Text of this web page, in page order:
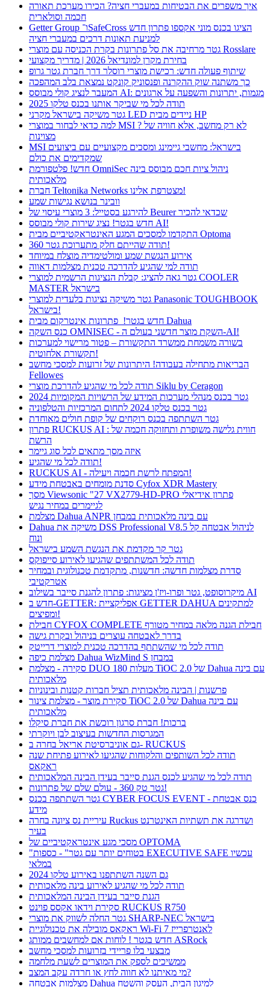
איך משפרים את הבטיחות במעברי חציה? הכירו מערכת תאורה
חכמה וסולארית
Getter Group ו־SafeCross הציגו בכנס מוני אקספו פתרון חדש
למניעת תאונות דרכים במעברי חציה
גטר מרחיבה את סל פתרונות בקרת הכניסה עם מוצרי Rosslare
בחירת מקרן למונדיאל 2026 | מדריך מקצועי
שיתוף פעולה חדש: רכישת מוצרי רוסלר דרך חברת גטר גרופ
כך משתנה שוק ההקרנה ופנסוניק קונקט נמצאת בלב המהפכה
המעבר לנציג קולי מבוסס AI: מגמות, יתרונות והשפעה על ארגונים
תודה לכל מי שביקר אותנו בכנס טלקו 2025
גטר משיקה בישראל מקרני LED ניידים מבית HP
למה כדאי לבחור במוצרי MSI ? לא רק מחשב, אלא חוויה של
מצוינות
MSI בישראל: מחשבי גיימינג ומסכים מקצועיים עם ביצועים
שמקדימים את כולם
חדש! פלטפורמת OmniSec ניהול ציות חכם מבוסס בינה
מלאכותית
חברת Teltonika Networks מצטרפת אלינו!
וובינר בנושא נגישות שמע
להירגע בסטייל: 3 מוצרי עיסוי של Beurer שכדאי להכיר
חדש בגטר! נציג שירות קולי מבוסס AI!
התקדמו למסכים המגע האינטראקטיביים מבית Optoma
תודה שהייתם חלק מתערוכת גטר 360!
אירוע הנגשת שמע ומולטימדיה מוצלח במיוחד
תודה למי שהגיע להדרכה טכנית מצלמות דאווה
גטר גאה להציג: קבלת הנציגות הרשמית למוצרי COOLER
MASTER בישראל
גטר משיקה נציגות בלעדית למוצרי Panasonic TOUGHBOOK
בישראל!
חדש בגטר! פתרונות אינטרקום מבית Dahua
כנס השקה OMNISEC - השקת מוצר חדשני בעולם ה-AI!
בשורה משמחת ממשרד התקשורת – פטור מרישוי למערכות
תקשורת אלחוטית!
הבריאות מתחילה בעבודה! היתרונות של זרועות למסכי מחשב
Fellowes
תודה לכל מי שהגיע להדרכת מוצרי Siklu by Ceragon
גטר בכנס מנהלי מערכות המידע של הרשויות המקומיות 2024
גטר בכנס טלקו 2024 לתחום המרכזיות והטלפוניה
גטר השתתפה בכנס רוקחים של קופת חולים מאוחדת
פתרון RUCKUS AI : חווית גלישה משופרת ותחזוקה חכמה של
הרשת
איזה מסך מתאים לכל סוג גיימר
תודה לכל מי שהגיע!
RUCKUS AI - המפתח לרשת חכמה ויעילה!
סדנת מומחים באבטחת מידע Cyfox XDR Mastery
מסך Viewsonic "27 VX2779-HD-PRO פתרון אידיאלי
לגיימרים במחיר נגיש
מצלמת Dahua ANPR עם בינה מלאכותית במבחן
Dahua משיקה את DSS Professional V8.5 לניהול אבטחה קל
ונוח
גטר קר מקדמת את הנגשת השמע בישראל
תודה לכל המשתתפים שהגיעו לאירוע סייפוקס
סדרת מצלמות חדשה: חדשנות, מתקדמת טכנולוגית ובמחיר
אטרקטיבי
מיקרוסופט, גטר ופרו-ויז'ן מציגות: פתרון להגנת סייבר בשילוב AI
חדש ב-GETTER: אפליקציית GETTER DAHUA למתקינים
ומפיצים!
חבילת CYFOX COMPLETE חבילת הגנה מלאה במחיר מטורף
בדרך לאבטחה עוצרים בניהול ובקרת גישה
תודה לכל מי שהשתתף בהדרכה טכנית למוצרי דרייטק
מצלמת כיפה Dahua WizMind S במבחן
סקירה - מצלמת DUO 180 מעלות TiOC 2.0 של Dahua עם בינה
מלאכותית
פרשנות | הבינה מלאכותית תציל חברות קטנות ובינוניות
סקירת מוצר - מצלמת צינור TiOC 2.0 של Dahua עם בינה
מלאכותית
ברכות! חברת סרגון רוכשת את חברת סיקלו
המגרסות החדשות בעיצוב לבן ויוקרתי
גם אוניברסיטת אריאל בחרה ב- RUCKUS
תודה לכל השותפים והלקוחות שהגיעו לאירוע פתיחת שנה
ראקאס
תודה לכל מי שהגיע לכנס הגנת סייבר בעידן הבינה המלאכותית
גטר טק 360 - עולם שלם של פתרונות!
גטר השתתפה בכנס CYBER FOCUS EVENT - כנס אבטחת
מידע
עיריית נס ציונה בחרה Ruckus ושדרגה את תשתיות האינטרנט
בעיר
מסכי מגע אינטראקטיביים של OPTOMA
"בטוחים יותר עם גטר" - כספות EXECUTIVE SAFE עכשיו
במלאי
גם השנה השתתפנו באירוע טלקו 2024
תודה לכל מי שהגיע לאירוע בינה מלאכותית
הגנת סייבר בעידן הבינה המלאכותית
סקירת וידאו אקסס פוינט RUCKUS R750
גטר החלה לשווק את מוצרי SHARP-NEC בישראל
ראקאס מובילה את טכנולוגיית Wi-Fi 7 לאנטרפרייז
חדש בגטר ! לוחות אם למחשבים ממותג ASRock
מבצעי בלו פריידי בזרועות למסכי מחשב
ממשיכים לספק את המוצרים לשעת מלחמה
מי מאיתנו לא חווה לחץ או חרדה עקב המצב?
מצלמות אבטחה Dahua למיגון הבית, העסק והשטח